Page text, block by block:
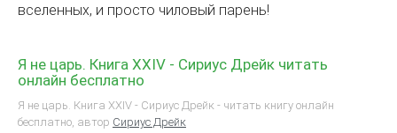
вселенных, и просто чиловый парень!
Я не царь. Книга XXIV - Сириус Дрейк читать
онлайн бесплатно
Я не царь. Книга XXIV - Сириус Дрейк - читать книгу онлайн
бесплатно, автор Сириус Дрейк